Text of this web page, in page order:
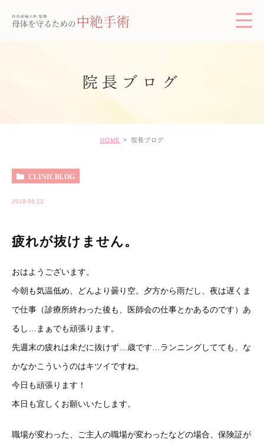
院長ブログ
HOME 院長ブログ
CLINICBLOG
2019.06.12
疲れが抜けません。
おはようございます。
今朝も気温低め、どんより曇り空。夕方から雨だし、夜は遅くま
で仕事（診療所終わった後も、医師会の仕事とかあるのです）あ
るし…まぁでも頑張ります。
先週末の疲れは未だに抜けず…歳です…ランニングしてても、な
かなかこういうのはキツイですね。
今日も頑張ります！
本日も宜しくお願いいたします。
職場が変わった、ご主人の職場が変わったなどの場合、保険証が